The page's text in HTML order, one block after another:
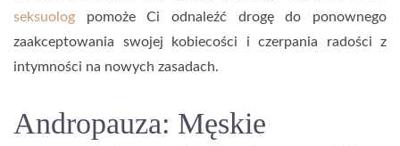
seksuolog pomoże Ci odnaleźć drogę do ponownego
zaakceptowania swojej kobiecości i czerpania radości z
intymności na nowych zasadach.
Andropauza: Męskie